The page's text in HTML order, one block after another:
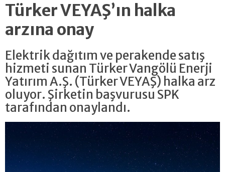
Türker VEYAŞ’ın halka
arzına onay
Elektrik dağıtım ve perakende satış
hizmeti sunan Türker Vangölü Enerji
Yatırım A.Ş. (Türker VEYAŞ) halka arz
oluyor. Şirketin başvurusu SPK
tarafından onaylandı.